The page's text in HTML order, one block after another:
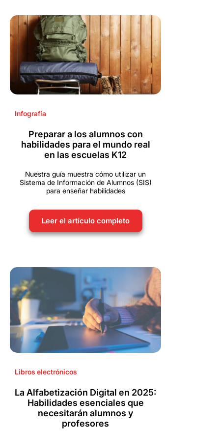
Infografía
Preparar a los alumnos con
habilidades para el mundo real
en las escuelas K12
Nuestra guía muestra cómo utilizar un
Sistema de Información de Alumnos (SIS)
para enseñar habilidades
Leer el artículo completo
Libros electrónicos
La Alfabetización Digital en 2025:
Habilidades esenciales que
necesitarán alumnos y
profesores